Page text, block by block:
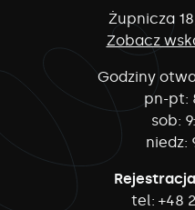
Żupnicza
Zobacz
Godziny
pn-pt:
sob:
niedz:
tel: +48